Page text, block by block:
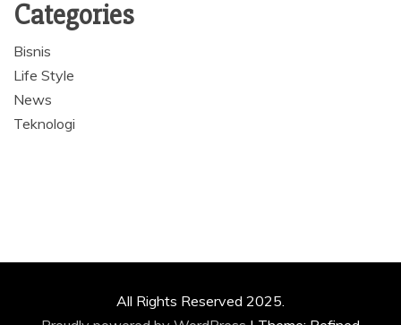
Categories
Bisnis
Life Style
News
Teknologi
All Rights Reserved 2025.